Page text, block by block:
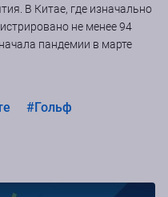
В Китае, где изначально
не менее 94
пандемии в марте
#Гольф